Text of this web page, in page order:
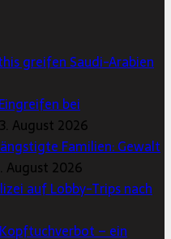
greifen Saudi-Arabien
bei
3. August 2026
Familien: Gewalt
August 2026
auf Lobby-Trips nach
– ein